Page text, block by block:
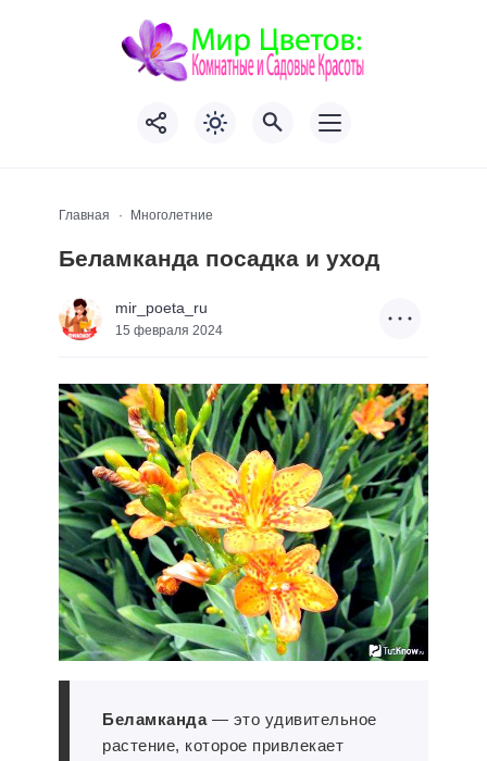
Главная Многолетние
Беламканда посадка и уход
mir_poeta_ru
15 февраля 2024
Беламканда— это удивительное
растение, которое привлекает